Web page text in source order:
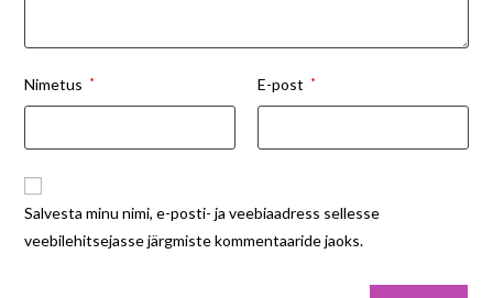
Nimetus * E-post *
Salvesta minu nimi, e-posti- ja veebiaadress sellesse
veebilehitsejasse järgmiste kommentaaride jaoks.